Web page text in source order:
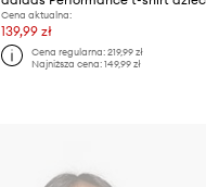
Cena aktualna:
139,99 zł
Cena regularna: 219,99 zł
Najniższa cena: 149,99 zł